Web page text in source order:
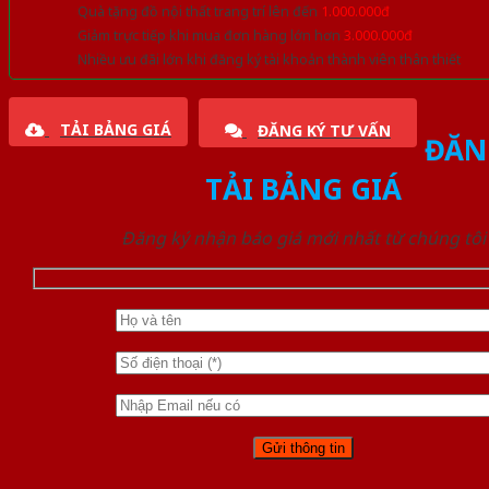
Quà tặng đồ nội thất trang trí lên đến 1.000.000đ
Giảm trực tiếp khi mua đơn hàng lớn hơn 3.000.000đ
Nhiều ưu đãi lớn khi đăng ký tài khoản thành viên thân thiết
TẢI BẢNG GIÁ ĐĂNG KÝ TƯ VẤN
TẢI BẢNG GIÁ
Đăng ký nhận báo giá mới nhất từ chúng tôi